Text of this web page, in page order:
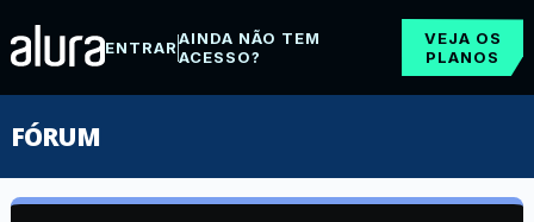
ENTRARAINDA NÃO TEM
ACESSO?
VEJA OS
PLANOS
FÓRUM